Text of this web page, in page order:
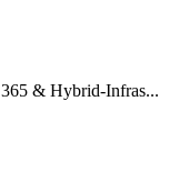
& Hybrid-Infras...